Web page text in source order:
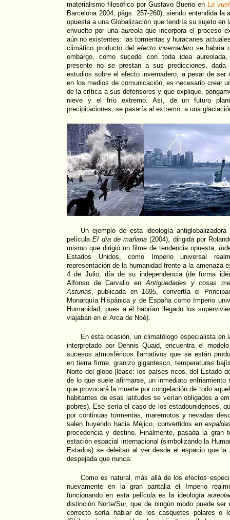
materialismo filosófico por Gustavo Bueno en La
Barcelona 2004, págs. 257-260), siendo entendida la
opuesta a una Globalización que tendría su sujeto en
envuelto por una aureolaque incorpora el proceso
aún no existentes: las tormentas y huracanes
climático producto del efecto invernaderose habría
embargo, como sucede con toda idea
presente no se prestan a sus predicciones,
estudios sobre el efecto invernadero, a pesar de ser
en los medios de comunicación, es necesario crear
de la crítica a sus defensores y que explique,
nieve y el frío extremo. Así, de un futuro
precipitaciones, se pasaría al extremo: a una
Un ejemplo de esta ideología
películaEl día de mañana (2004), dirigida por
mismo que dirigió un filme de tendencia opuesta,
Estados Unidos, como Imperio universal
representación de la humanidad frente a la amenaza
4 de Julio, día de su independencia (de forma
Alfonso de Carvallo enAntigüedades y cosas
Asturias, publicada en 1695, convertía el
Monarquía Hispánica y de España como Imperio
Humanidad, pues a él habrían llegado los
viajaban en el Arca de Noé).
En esta ocasión, un climatólogo especialista en
interpretado por Dennis Quaid, encuentra el
sucesos atmosféricos llamativos que se están
en tierra firme, granizo gigantesco, temperaturas
Norte del globo (léase: los países ricos, del Estado
de lo que suele afirmarse, un inmediato
que provocará la muerte por congelación de todo
habitantes de esas latitudes se verían obligados a
pobres). Ese sería el caso de los estadounidenses,
por continuas tormentas, maremotos y nevadas
salen huyendo hacia Méjico, convertidos en
procedencia y destino. Finalmente, pasada la gran
estación espacial internacional (simbolizando la
Estados) se deleitan al ver desde el espacio que la
despejada que nunca.
Como es natural, más allá de los efectos
nuevamente en la gran pantalla el Imperio
funcionando en esta película es la ideología
distinción Norte/Sur, que de ningún modo puede
correcto sería hablar de los casquetes polares o